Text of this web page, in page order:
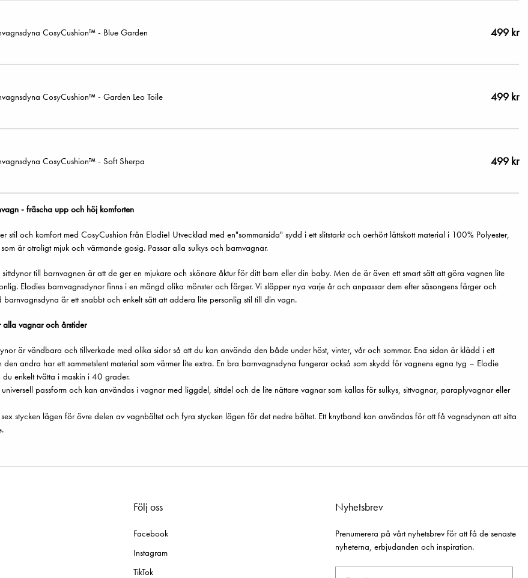
CosyCushion™ - Blue Garden 499 kr
CosyCushion™ - Garden Leo Toile 499 kr
CosyCushion™ - Soft Sherpa 499 kr
- fräscha upp och höj komforten
stil och komfort med CosyCushion från Elodie! Utvecklad med en"sommarsida" sydd i ett slitstarkt och oerhört lättskott material i 100% Polyester,
är otroligt mjuk och värmande gosig. Passar alla sulkys och barnvagnar.
till barnvagnen är att de ger en mjukare och skönare åktur för ditt barn eller din baby. Men de är även ett smart sätt att göra vagnen lite
Elodies barnvagnsdynor finns i en mängd olika mönster och färger. Vi släpper nya varje år och anpassar dem efter säsongens färger och
barnvagnsdyna är ett snabbt och enkelt sätt att addera lite personlig stil till din vagn.
alla vagnar och årstider
är vändbara och tillverkade med olika sidor så att du kan använda den både under höst, vinter, vår och sommar. Ena sidan är klädd i ett
den andra har ett sammetslent material som värmer lite extra. En bra barnvagnsdyna fungerar också som skydd för vagnens egna tyg – Elodie
du enkelt tvätta i maskin i 40 grader.
passform och kan användas i vagnar med liggdel, sittdel och de lite nättare vagnar som kallas för sulkys, sittvagnar, paraplyvagnar eller
stycken lägen för övre delen av vagnbältet och fyra stycken lägen för det nedre bältet. Ett knytband kan användas för att få vagnsdynan att sitta
Följ oss
Facebook
Instagram
TikTok
Nyhetsbrev
Prenumerera på vårt nyhetsbrev för att få de senaste
nyheterna, erbjudanden och inspiration.